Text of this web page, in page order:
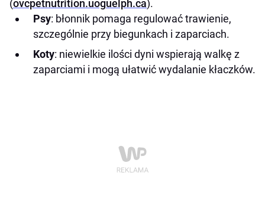
(ovcpetnutrition.uoguelph.ca).
Psy: błonnik pomaga regulować trawienie,
szczególnie przy biegunkach i zaparciach.
Koty: niewielkie ilości dyni wspierają walkę z
zaparciami i mogą ułatwić wydalanie kłaczków.